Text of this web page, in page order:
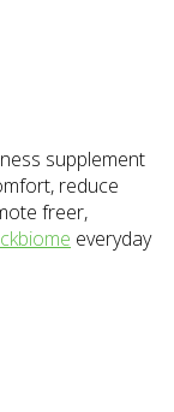
supplement
reduce
freer,
everyday